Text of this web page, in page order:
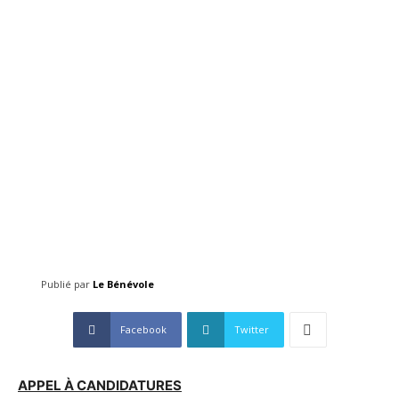
Publié par Le Bénévole
Facebook Twitter
APPEL À CANDIDATURES